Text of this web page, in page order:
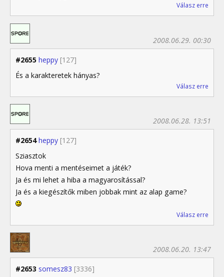
Válasz erre
#2655 heppy [127]
2008.06.29. 00:30
És a karakteretek hányas?
Válasz erre
#2654 heppy [127]
2008.06.28. 13:51
Sziasztok
Hova menti a mentéseimet a játék?
Ja és mi lehet a hiba a magyarosítással?
Ja és a kiegészítők miben jobbak mint az alap game?
Válasz erre
#2653 somesz83 [3336]
2008.06.20. 13:47